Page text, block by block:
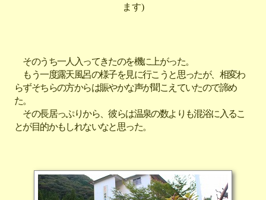
ます)
そのうち一人入ってきたのを機に上がった。
もう一度露天風呂の様子を見に行こうと思ったが、相変わ
らずそちらの方からは賑やかな声が聞こえていたので諦め
た。
その長居っぷりから、彼らは温泉の数よりも混浴に入るこ
とが目的かもしれないなと思った。